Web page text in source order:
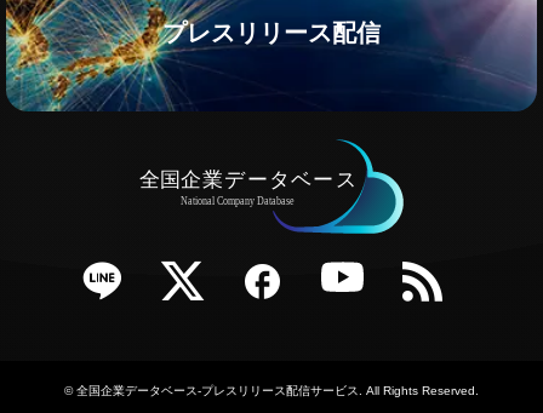
プレスリリース配信
Twitter Facebook YouTube RSS
©全国企業データベース-プレスリリース配信サービス. All Rights Reserved.